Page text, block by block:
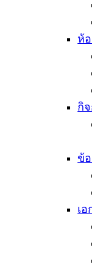
ห้
กิ
ข้
เ